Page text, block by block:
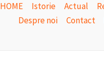
HOME Istorie Actual
Despre noi
Contact